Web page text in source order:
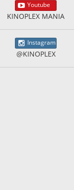
Youtube
KINOPLEX MANIA
Instagram
@KINOPLEX